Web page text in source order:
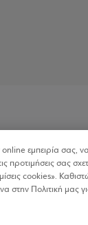
εμπειρία σας,
προτιμήσεις σας
cookies».
στην Πολιτική μας